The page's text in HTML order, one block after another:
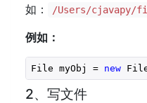
如：
/Users/cjavapy/
例如：
File myObj = new
2、写文件